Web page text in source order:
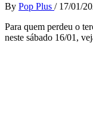
By Pop Plus / 17/01/
Para quem perdeu o
neste sábado 16/01,